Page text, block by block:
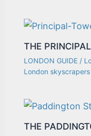
THE
LONDON GUIDE /
London skyscrapers
THE